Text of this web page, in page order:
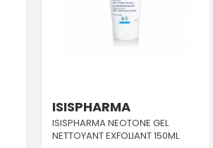
ISISPHARMA
ISISPHARMA NEOTONE GEL
NETTOYANT EXFOLIANT 150ML